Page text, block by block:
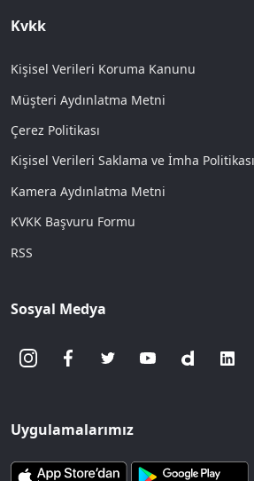
Kvkk
Kişisel Verileri Koruma Kanunu
Müşteri Aydınlatma Metni
Çerez Politikası
Kişisel Verileri Saklama ve İmha Politikası
Kamera Aydınlatma Metni
KVKK Başvuru Formu
RSS
Sosyal Medya
Uygulamalarımız